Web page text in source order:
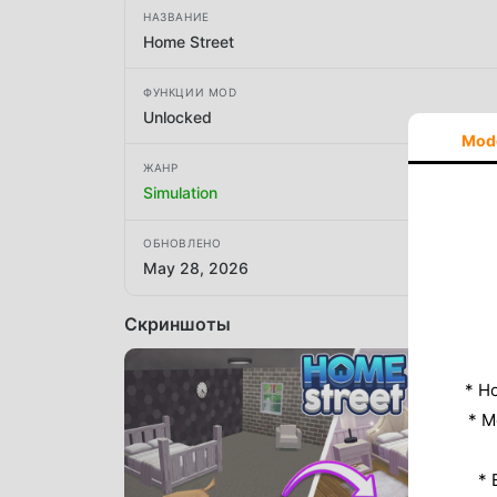
НАЗВАНИЕ
Home Street
ФУНКЦИИ MOD
Unlocked
ЖАНР
Simulation
ОБНОВЛЕНО
May 28, 2026
Скриншоты
*
*
*